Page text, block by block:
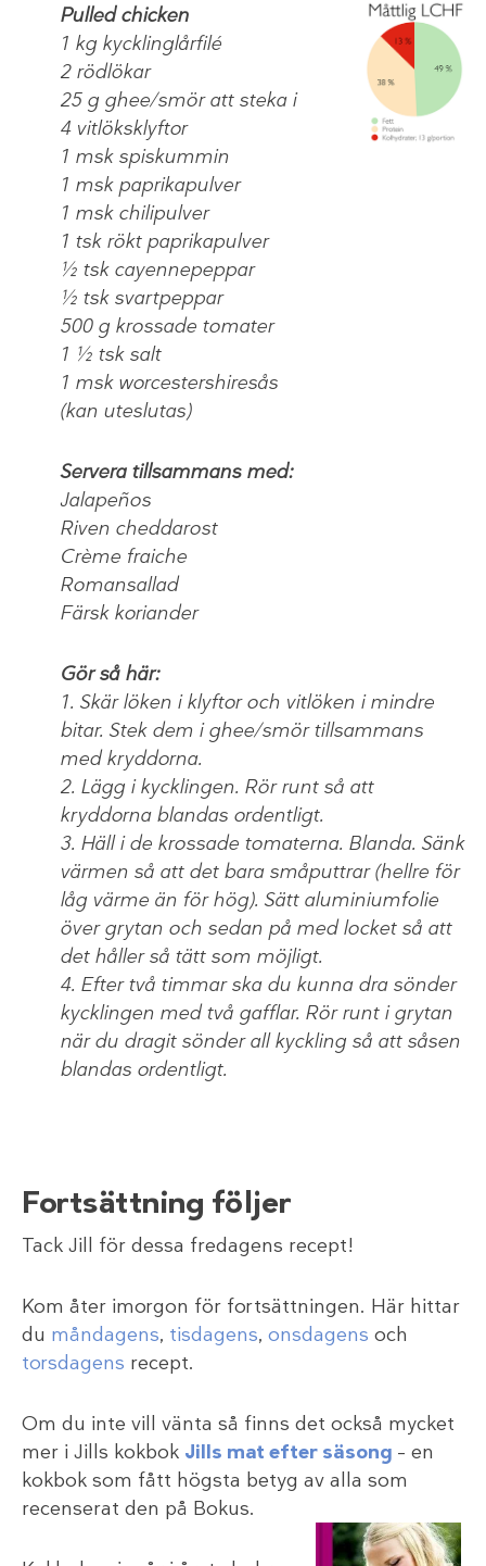
Pulled chicken
1 kg kycklinglårfilé
2 rödlökar
25 g ghee/smör att steka i
4 vitlöksklyftor
1 msk spiskummin
1 msk paprikapulver
1 msk chilipulver
1 tsk rökt paprikapulver
½ tsk cayennepeppar
½ tsk svartpeppar
500 g krossade tomater
1 ½ tsk salt
1 msk worcestershiresås
(kan uteslutas)
Servera tillsammans med:
Jalapeños
Riven cheddarost
Crème fraiche
Romansallad
Färsk koriander
Gör så här:
1. Skär löken i klyftor och vitlöken i mindre
bitar. Stek dem i ghee/smör tillsammans
med kryddorna.
2. Lägg i kycklingen. Rör runt så att
kryddorna blandas ordentligt.
3. Häll i de krossade tomaterna. Blanda. Sänk
värmen så att det bara småputtrar (hellre för
låg värme än för hög). Sätt aluminiumfolie
över grytan och sedan på med locket så att
det håller så tätt som möjligt.
4. Efter två timmar ska du kunna dra sönder
kycklingen med två gafflar. Rör runt i grytan
när du dragit sönder all kyckling så att såsen
blandas ordentligt.
Fortsättning följer
Tack Jill för dessa fredagens recept!
Kom åter imorgon för fortsättningen. Här hittar
du måndagens, tisdagens, onsdagens och
torsdagens recept.
Om du inte vill vänta så finns det också mycket
mer i Jills kokbok Jills mat efter säsong – en
kokbok som fått högsta betyg av alla som
recenserat den på Bokus.